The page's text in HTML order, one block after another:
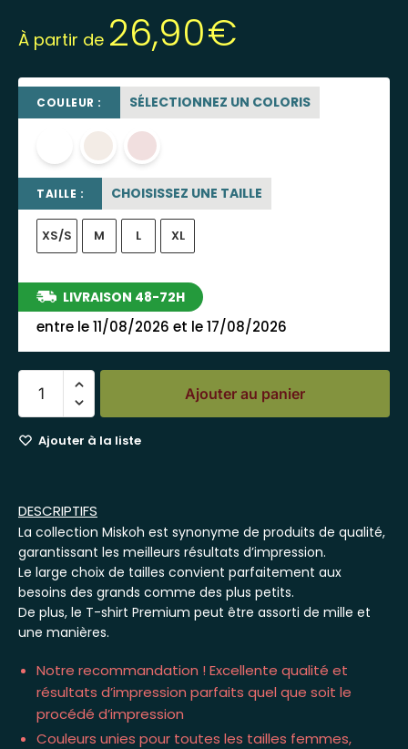
À partir de 26,90€
COULEUR : SÉLECTIONNEZ UN COLORIS
blanc
TAILLE : CHOISISSEZ UNE TAILLE
XS/S M L XL
LIVRAISON 48-72H
entre le 11/08/2026 et le 17/08/2026
Ajouter au panier
Ajouter à la liste
DESCRIPTIFS
La collection Miskoh est synonyme de produits de qualité,
garantissant les meilleurs résultats d’impression.
Le large choix de tailles convient parfaitement aux
besoins des grands comme des plus petits.
De plus, le T-shirt Premium peut être assorti de mille et
une manières.
Notre recommandation ! Excellente qualité et
résultats d’impression parfaits quel que soit le
procédé d’impression
Couleurs unies pour toutes les tailles femmes,